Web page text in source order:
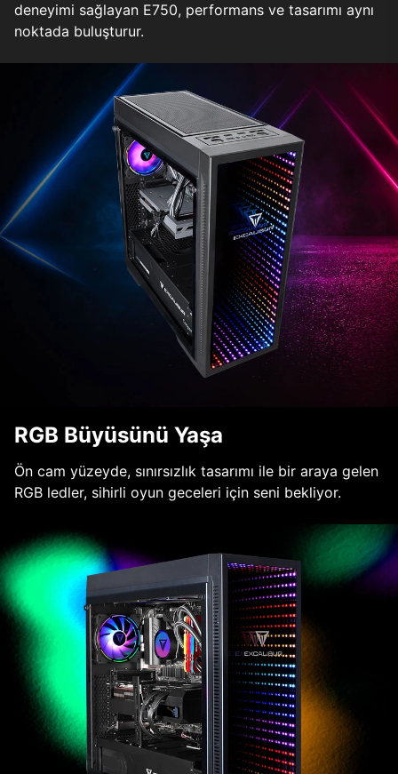
deneyimi sağlayan E750, performans ve tasarımı aynı
noktada buluşturur.
RGB Büyüsünü Yaşa
Ön cam yüzeyde, sınırsızlık tasarımı ile bir araya gelen
RGB ledler, sihirli oyun geceleri için seni bekliyor.